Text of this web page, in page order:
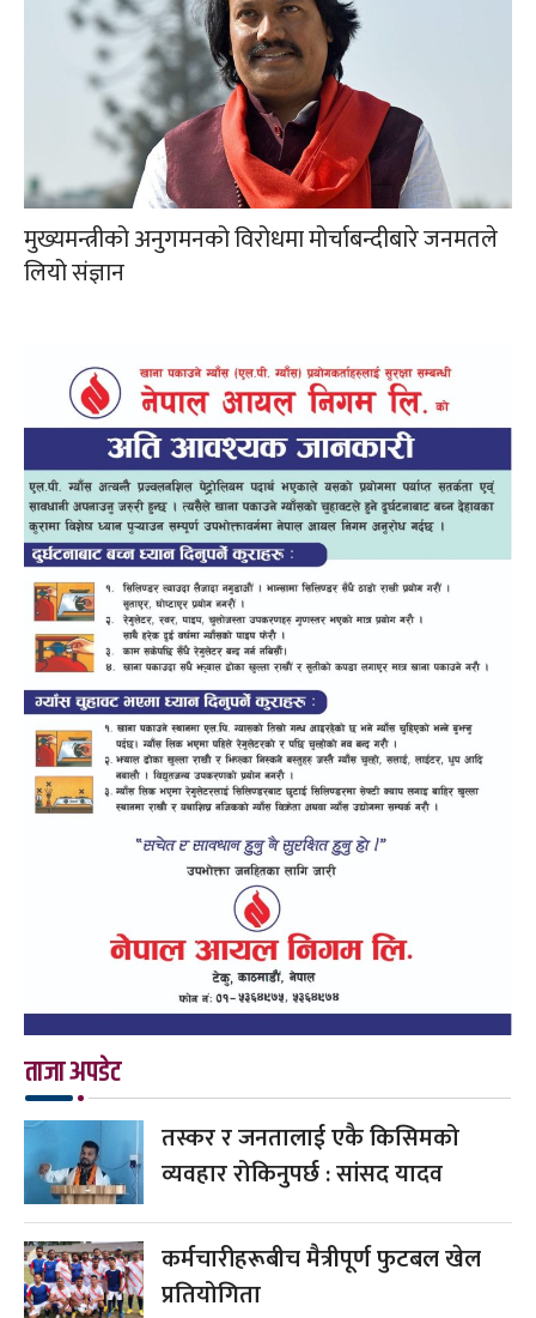
मुख्यमन्त्रीको अनुगमनको विरोधमा मोर्चाबन्दीबारे जनमतले
लियो संज्ञान
ताजा अपडेट
तस्कर र जनतालाई एकै किसिमको
व्यवहार रोकिनुपर्छ : सांसद यादव
कर्मचारीहरूबीच मैत्रीपूर्ण फुटबल खेल
प्रतियोगिता